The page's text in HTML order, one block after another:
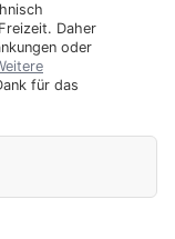
Daher
oder
für das